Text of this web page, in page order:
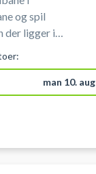
og spil
der ligger i
mulighed kan ikke
på stedet.
man 10. aug